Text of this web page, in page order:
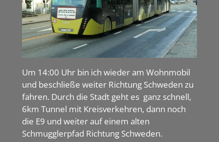
Um 14:00 Uhr bin ich wieder am Wohnmobil
und beschließe weiter Richtung Schweden zu
fahren. Durch die Stadt geht es ganz schnell,
6km Tunnel mit Kreisverkehren, dann noch
die E9 und weiter auf einem alten
Schmugglerpfad Richtung Schweden.